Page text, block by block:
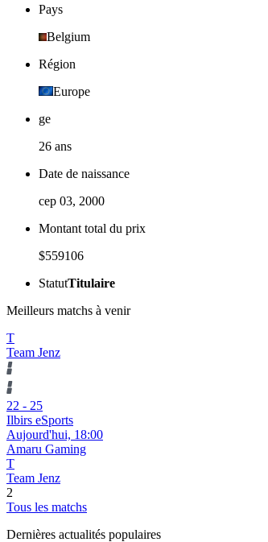
Pays
Belgium
Région
Europe
ge
26 ans
Date de naissance
сер 03, 2000
Montant total du prix
$559106
StatutTitulaire
Meilleurs matchs à venir
T
Team Jenz
22 - 25
Ilbirs eSports
Aujourd'hui, 18:00
Amaru Gaming
T
Team Jenz
2
Tous les matchs
Dernières actualités populaires